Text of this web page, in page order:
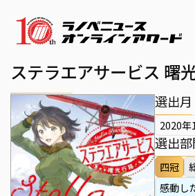
ステラエアサービス 曙
選出月
2020年
選出部
四冠
感動し